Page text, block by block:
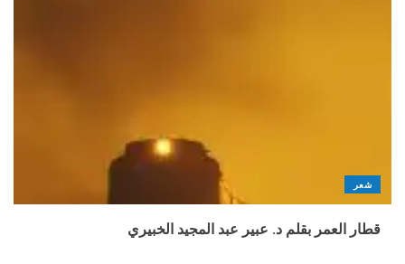
شعر
قطار العمر بقلم د. عبير عبد المجيد الخبيري